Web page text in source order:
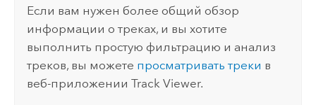
Если вам нужен более общий обзор
информации о треках, и вы хотите
выполнить простую фильтрацию и анализ
треков, вы можете просматривать треки в
веб-приложенииTrack Viewer.